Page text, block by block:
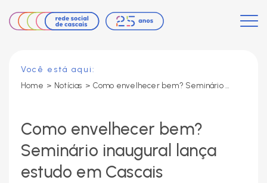
Você está aqui:
Home > Notícias > Como envelhecer bem? Seminário inaugural lança estudo em Cascais
Como envelhecer bem?
Seminário inaugural lança
estudo em Cascais